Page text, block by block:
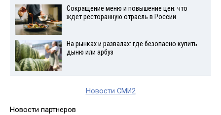
Сокращение меню и повышение цен: что
ждет ресторанную отрасль в России
На рынках и развалах: где безопасно купить
дыню или арбуз
Новости СМИ2
Новости партнеров